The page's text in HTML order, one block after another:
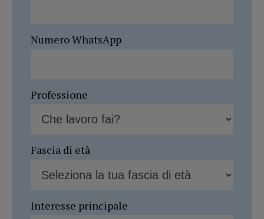
Numero WhatsApp
Professione
Fascia di età
Interesse principale